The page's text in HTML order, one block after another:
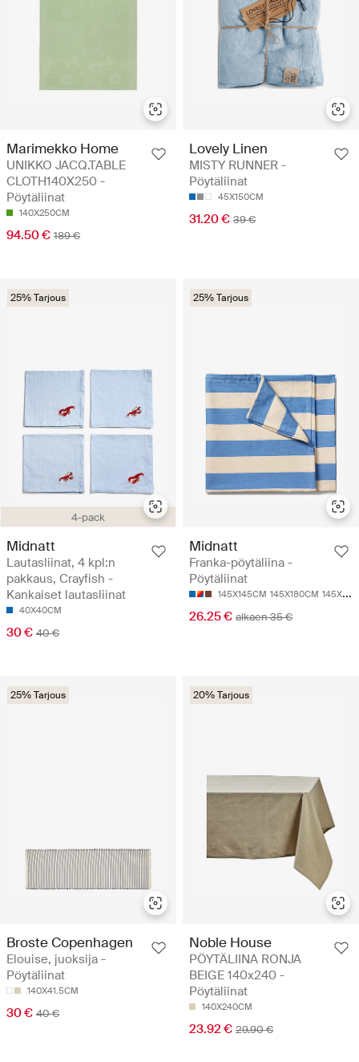
Marimekko Home
UNIKKO JACQ.TABLE
CLOTH140X250 -
Pöytäliinat
140X250CM
94.50 € 189 €
Lovely Linen
MISTY RUNNER -
Pöytäliinat
45X150CM
31.20 € 39 €
4-pack
25% Tarjous
Midnatt
Lautasliinat, 4 kpl:n
pakkaus, Crayfish -
Kankaiset lautasliinat
40X40CM
30 € 40 €
25% Tarjous
Midnatt
Franka-pöytäliina -
Pöytäliinat
145X145CM 145X180CM 145X250CM
26.25 € alkaen 35 €
25% Tarjous
Broste Copenhagen
Elouise, juoksija -
Pöytäliinat
140X41.5CM
30 € 40 €
20% Tarjous
Noble House
PÖYTÄLIINA RONJA
BEIGE 140x240 -
Pöytäliinat
140X240CM
23.92 € 29.90 €